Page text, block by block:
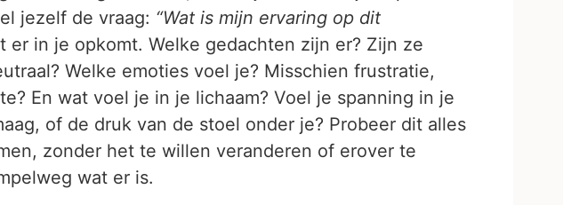
jezelf de vraag: “Wat is mijn ervaring op dit
er in je opkomt. Welke gedachten zijn er? Zijn ze
Welke emoties voel je? Misschien frustratie,
En wat voel je in je lichaam? Voel je spanning in je
of de druk van de stoel onder je? Probeer dit alles
zonder het te willen veranderen of erover te
wat er is.